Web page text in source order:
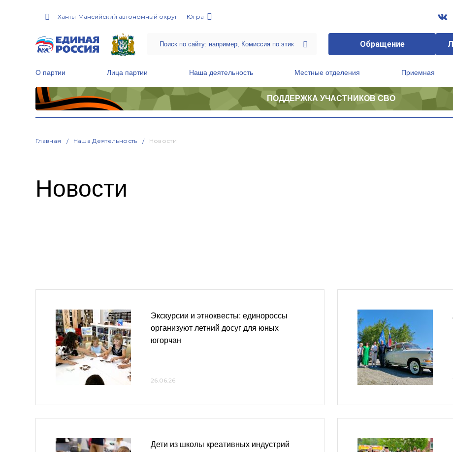
Ханты-Мансийский автономный округ — Югра
Обращение
О партии Лица партии Наша деятельность Местные отделения Приемная
ПОДДЕРЖКА УЧАСТНИКОВ СВО
Главная Наша Деятельность Новости
Новости
Экскурсии и этноквесты: единороссы
организуют летний досуг для юных
югорчан
26.06.26
Дети из школы креативных индустрий